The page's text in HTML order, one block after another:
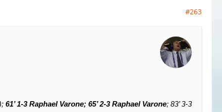
#263
61’ 1-3 Raphael Varone; 65’ 2-3 Raphael Varone; 83’ 3-3